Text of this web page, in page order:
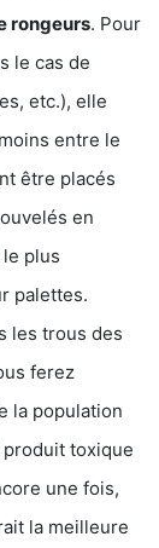
rongeurs. Pour
le cas de
etc.), elle
entre le
être placés
en
plus
palettes.
les trous des
ferez
la population
toxique
une fois,
la meilleure